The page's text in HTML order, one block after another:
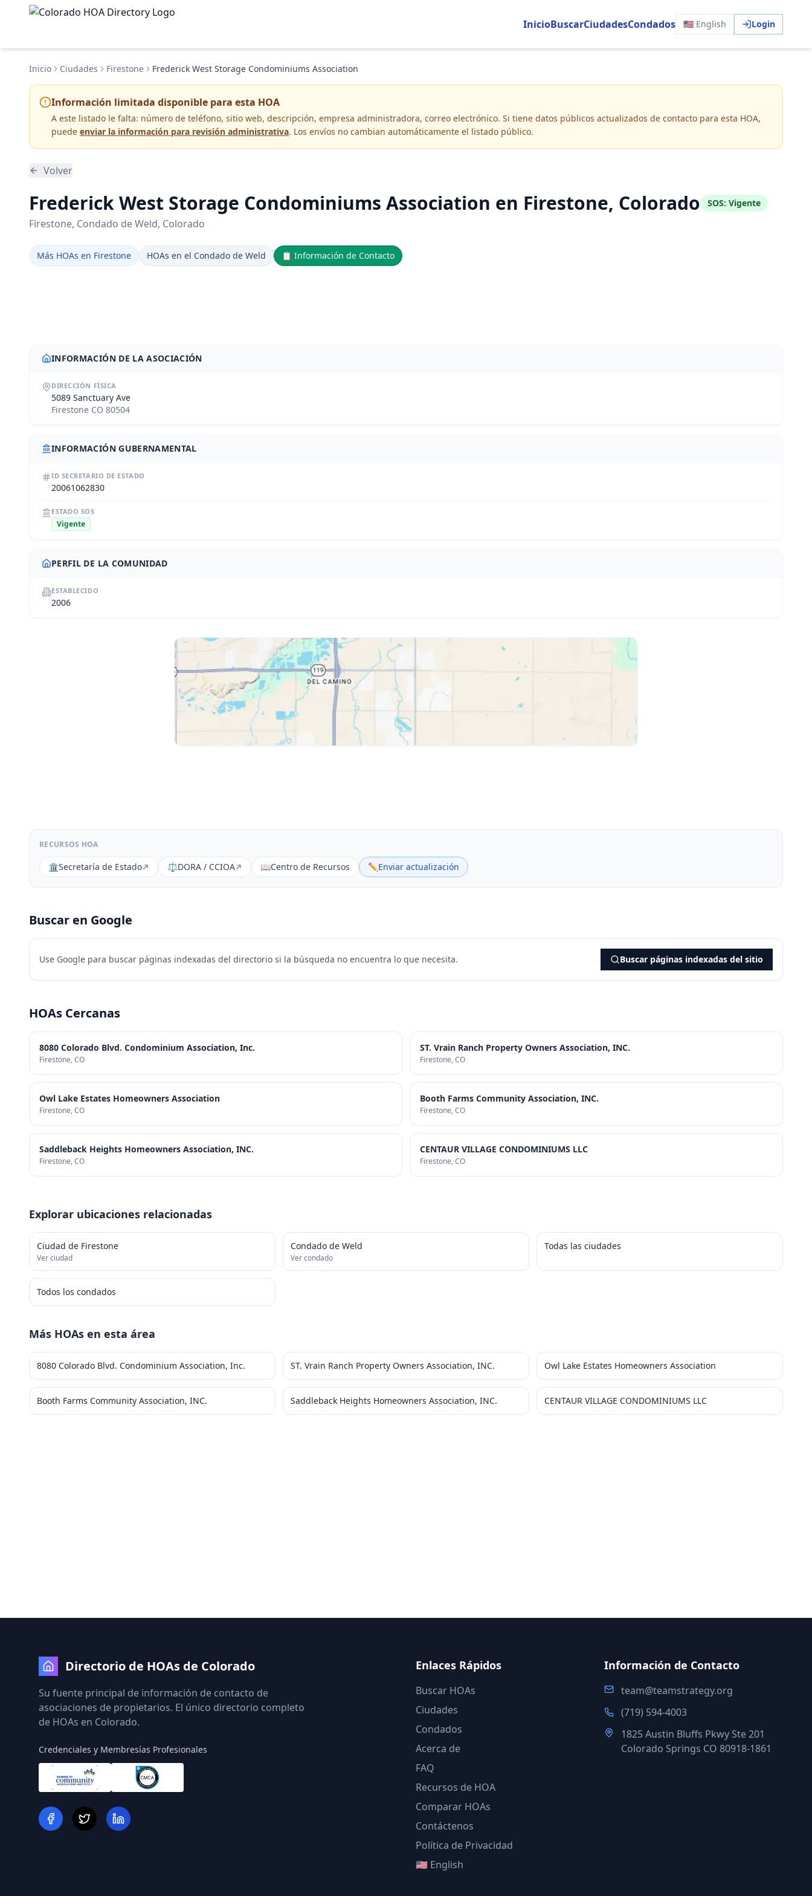
InicioBuscarCiudadesCondados 🇺🇸 English Login
Inicio Ciudades Firestone Frederick West Storage Condominiums Association
Información limitada disponible para esta HOA
A este listado le falta: número de teléfono, sitio web, descripción, empresa administradora, correo electrónico. Si tiene datos públicos actualizados de contacto para esta HOA,
puede enviar la información para revisión administrativa. Los envíos no cambian automáticamente el listado público.
Volver
Frederick West Storage Condominiums Association en Firestone, Colorado SOS: Vigente
Firestone, Condado de Weld, Colorado
Más HOAs en Firestone HOAs en el Condado de Weld 📋 Información de Contacto
INFORMACIÓN DE LA ASOCIACIÓN
DIRECCIÓN FÍSICA
5089 Sanctuary Ave
Firestone CO 80504
INFORMACIÓN GUBERNAMENTAL
ID SECRETARIO DE ESTADO
20061062830
ESTADO SOS
Vigente
PERFIL DE LA COMUNIDAD
ESTABLECIDO
2006
RECURSOS HOA
🏛️Secretaría de Estado ⚖️DORA / CCIOA 📖Centro de Recursos ✏️Enviar actualización
Buscar en Google
Use Google para buscar páginas indexadas del directorio si la búsqueda no encuentra lo que necesita. Buscar páginas indexadas del sitio
HOAs Cercanas
8080 Colorado Blvd. Condominium Association, Inc.
Firestone, CO
ST. Vrain Ranch Property Owners Association, INC.
Firestone, CO
Owl Lake Estates Homeowners Association
Firestone, CO
Booth Farms Community Association, INC.
Firestone, CO
Saddleback Heights Homeowners Association, INC.
Firestone, CO
CENTAUR VILLAGE CONDOMINIUMS LLC
Firestone, CO
Explorar ubicaciones relacionadas
Ciudad de Firestone
Ver ciudad
Condado de Weld
Ver condado
Todas las ciudades
Todos los condados
Más HOAs en esta área
8080 Colorado Blvd. Condominium Association, Inc. ST. Vrain Ranch Property Owners Association, INC. Owl Lake Estates Homeowners Association
Booth Farms Community Association, INC. Saddleback Heights Homeowners Association, INC. CENTAUR VILLAGE CONDOMINIUMS LLC
Directorio de HOAs de Colorado
Su fuente principal de información de contacto de
asociaciones de propietarios. El único directorio completo
de HOAs en Colorado.
Credenciales y Membresías Profesionales
Enlaces Rápidos
Buscar HOAs
Ciudades
Condados
Acerca de
FAQ
Recursos de HOA
Comparar HOAs
Contáctenos
Política de Privacidad
🇺🇸 English
Información de Contacto
team@teamstrategy.org
(719) 594-4003
1825 Austin Bluffs Pkwy Ste 201
Colorado Springs CO 80918-1861